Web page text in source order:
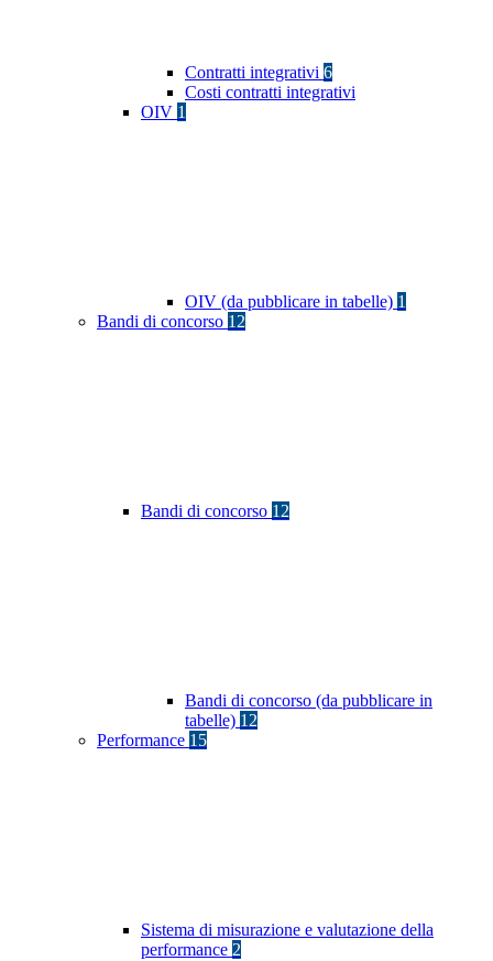
Contratti integrativi 6
Costi contratti integrativi
OIV 1
OIV (da pubblicare in tabelle) 1
Bandi di concorso 12
Bandi di concorso 12
Bandi di concorso (da pubblicare in
tabelle) 12
Performance 15
Sistema di misurazione e valutazione della
performance 2